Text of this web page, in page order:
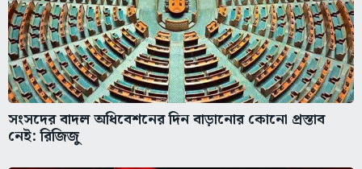
সংসদের বাদল অধিবেশনের দিন বাড়ানোর কোনো প্রস্তাব
নেই: রিজিজু